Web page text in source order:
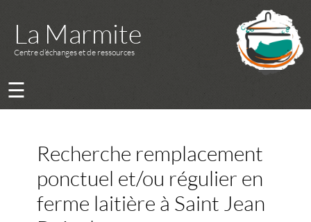
La Marmite
Centre d’échanges et de ressources
☰
Recherche remplacement
ponctuel et/ou régulier en
ferme laitière à Saint Jean